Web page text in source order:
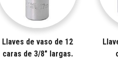
Llaves de vaso de 12
caras de 3/8" largas.